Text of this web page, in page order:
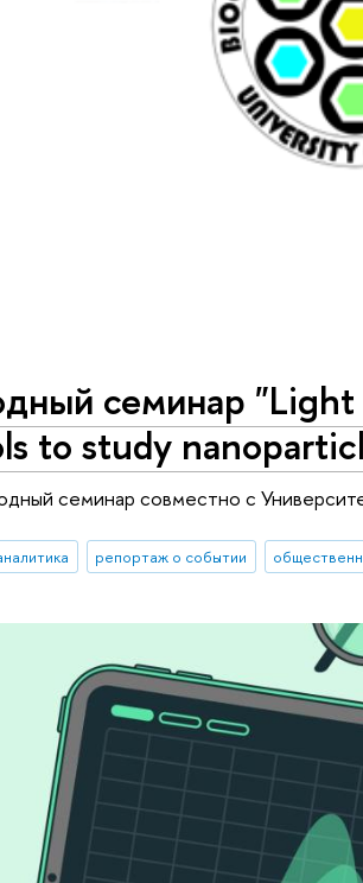
семинар
to study
семинар совместно с
репортаж о событии